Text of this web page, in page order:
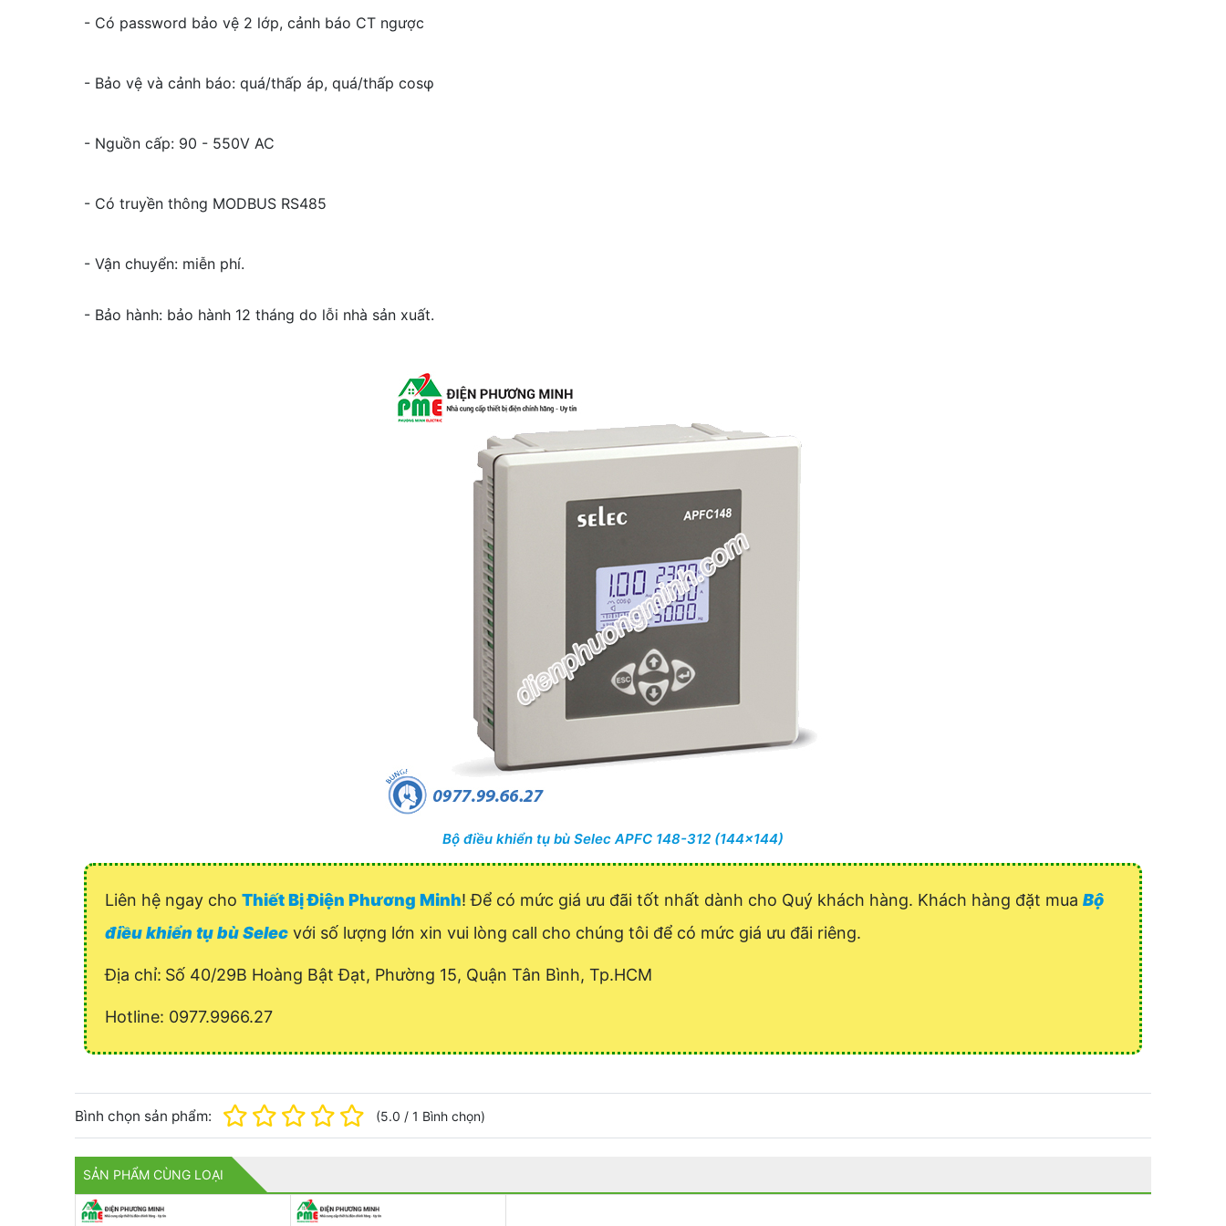
- Có password bảo vệ 2 lớp, cảnh báo CT ngược
- Bảo vệ và cảnh báo: quá/thấp áp, quá/thấp cosφ
- Nguồn cấp: 90 - 550V AC
- Có truyền thông MODBUS RS485
- Vận chuyển: miễn phí.
- Bảo hành: bảo hành 12 tháng do lỗi nhà sản xuất.
Bộ điều khiển tụ bù Selec APFC 148-312 (144x144)
Liên hệ ngay cho Thiết Bị Điện Phương Minh! Để có mức giá ưu đãi tốt nhất dành cho Quý khách hàng. Khách hàng đặt mua Bộ
điều khiển tụ bù Selec với số lượng lớn xin vui lòng call cho chúng tôi để có mức giá ưu đãi riêng.
Địa chỉ: Số 40/29B Hoàng Bật Đạt, Phường 15, Quận Tân Bình, Tp.HCM
Hotline: 0977.9966.27
Bình chọn sản phẩm: (5.0 / 1 Bình chọn)
SẢN PHẨM CÙNG LOẠI